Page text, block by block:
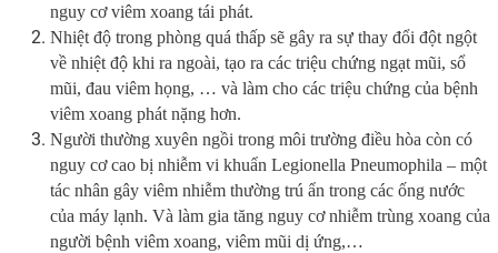
nguy cơ viêm xoang tái phát.
Nhiệt độ trong phòng quá thấp sẽ gây ra sự thay đổi đột ngột
về nhiệt độ khi ra ngoài, tạo ra các triệu chứng ngạt mũi, sổ
mũi, đau viêm họng, … và làm cho các triệu chứng của bệnh
viêm xoang phát nặng hơn.
Người thường xuyên ngồi trong môi trường điều hòa còn có
nguy cơ cao bị nhiễm vi khuẩn Legionella Pneumophila – một
tác nhân gây viêm nhiễm thường trú ẩn trong các ống nước
của máy lạnh. Và làm gia tăng nguy cơ nhiễm trùng xoang của
người bệnh viêm xoang, viêm mũi dị ứng,…